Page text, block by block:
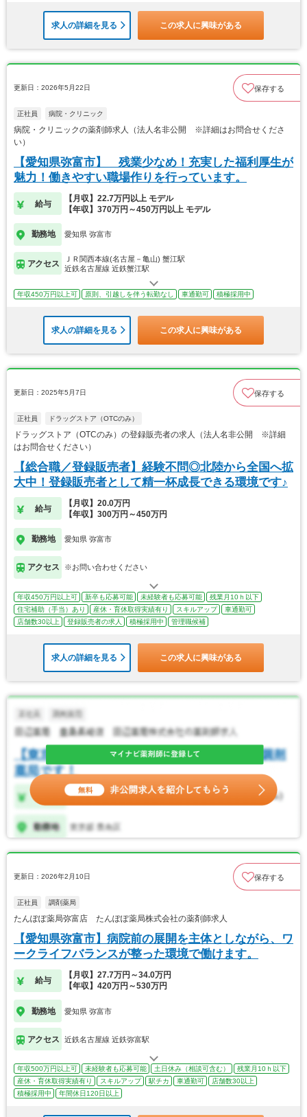
求人の詳細を見る この求人に興味がある
更新日：2026年5月22日 保存する
正社員 病院・クリニック
病院・クリニックの薬剤師求人（法人名非公開 ※詳細はお問合せくださ
い）
【愛知県弥富市】 残業少なめ！充実した福利厚生が
魅力！働きやすい職場作りを行っています。
給与
【月収】22.7万円以上 モデル
【年収】370万円～450万円以上 モデル
勤務地 愛知県 弥富市
アクセス
ＪＲ関西本線(名古屋－亀山) 蟹江駅
近鉄名古屋線 近鉄蟹江駅
年収450万円以上可 原則、引越しを伴う転勤なし 車通勤可 積極採用中
求人の詳細を見る この求人に興味がある
更新日：2025年5月7日 保存する
正社員 ドラッグストア（OTCのみ）
ドラッグストア（OTCのみ）の登録販売者の求人（法人名非公開 ※詳細
はお問合せください）
【総合職／登録販売者】経験不問◎北陸から全国へ拡
大中！登録販売者として精一杯成長できる環境です♪
給与
【月収】20.0万円
【年収】300万円～450万円
勤務地 愛知県 弥富市
アクセス ※お問い合わせください
年収450万円以上可 新卒も応募可能 未経験者も応募可能
残業月10ｈ以下
住宅補助（手当）あり
産休・育休取得実績有り スキルアップ
車通勤可
店舗数30以上
登録販売者の求人 積極採用中 管理職候補
求人の詳細を見る この求人に興味がある
更新日：2026年2月10日 保存する
正社員 調剤薬局
たんぽぽ薬局弥富店 たんぽぽ薬局株式会社の薬剤師求人
【愛知県弥富市】病院前の展開を主体としながら、ワ
ークライフバランスが整った環境で働けます。
給与
【月収】27.7万円～34.0万円
【年収】420万円～530万円
勤務地 愛知県 弥富市
アクセス 近鉄名古屋線 近鉄弥富駅
年収500万円以上可 未経験者も応募可能 土日休み（相談可含む）
残業月10ｈ以下
産休・育休取得実績有り
スキルアップ 駅チカ 車通勤可
店舗数30以上
積極採用中
年間休日120日以上